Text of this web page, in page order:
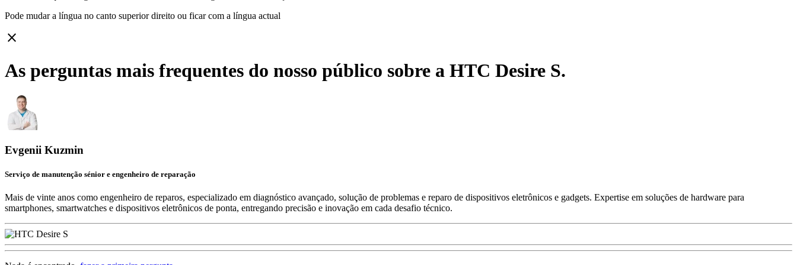
Pode mudar a língua no canto superior direito ou ficar com a língua actual
close
As perguntas mais frequentes do nosso público sobre a HTC Desire S.
Evgenii Kuzmin
Serviço de manutenção sénior e engenheiro de reparação
Mais de vinte anos como engenheiro de reparos, especializado em diagnóstico avançado, solução de problemas e reparo de dispositivos eletrônicos e gadgets. Expertise em soluções de hardware para
smartphones, smartwatches e dispositivos eletrônicos de ponta, entregando precisão e inovação em cada desafio técnico.